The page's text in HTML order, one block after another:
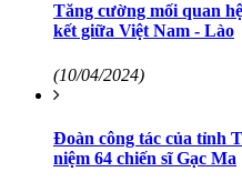
Tăng cường mối quan
kết giữa Việt Nam - Lào
(10/04/2024)
Đoàn công tác của tỉnh
niệm 64 chiến sĩ Gạc Ma